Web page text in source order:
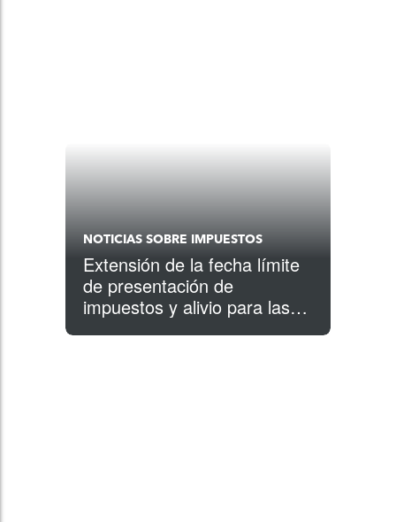
NOTICIAS SOBRE IMPUESTOS
Extensión de la fecha límite
de presentación de
impuestos y alivio para las